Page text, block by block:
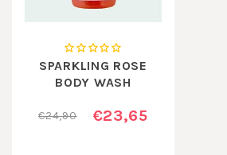
SPARKLING ROSE
BODY WASH
€24,90 €23,65